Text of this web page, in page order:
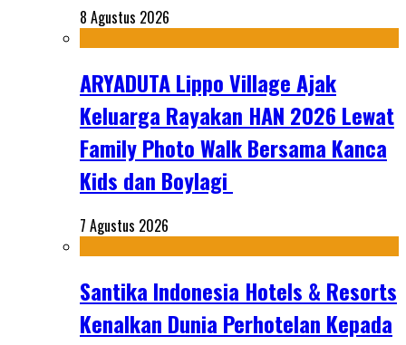
8 Agustus 2026
ARYADUTA Lippo Village Ajak
Keluarga Rayakan HAN 2026 Lewat
Family Photo Walk Bersama Kanca
Kids dan Boylagi
7 Agustus 2026
Santika Indonesia Hotels & Resorts
Kenalkan Dunia Perhotelan Kepada